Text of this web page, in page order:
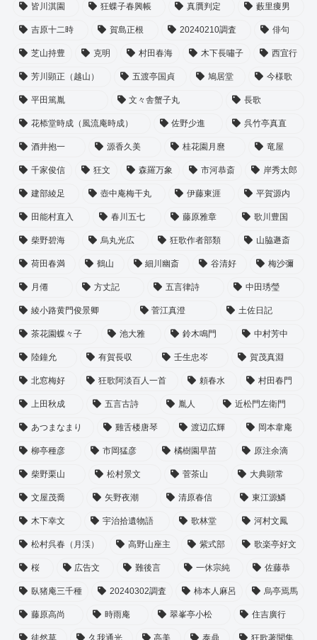
皆川淇園 狂蝶子春興帳 真贋判定 藪里痩男
吉原十二時 賀島正根 20240210調査 俳句
芝山持豊 克明 村田春海 木下長嘯子 西宜行
芳川顕正（越山） 五渡亭国貞 鳩居堂 今様歌
平田篤胤 文々舎蟹子丸 長歌
花㮇堂時成（風流庵時成） 佐野少進 呉竹亭真直
酒井抱一 源香久美 桂花園月麿 竜屋
千家俊信 狂文 森羅万象 市河恭斎 岸秀太郎
建部綾足 壺中庵梅干丸 伊藤東涯 平賀源内
田能村直入 春川五七 藤原雅章 歌川豊国
柴野碧海 烏丸光広 狂歌作者部類 山脇遯斎
荷田春満 鶴山 細川幽斎 谷清好 梅沙彌
月僊 方丈記 五言律詩 中田琇瑩
綾小路黄門俊景卿 菅江真澄 土佐日記
茶花園蝶々子 池大雅 鈴木鳴門 中村芳中
陸鐘允 有賀長収 壬生忠岑 賀茂真淵
北窓梅好 狂歌阿淡百人一首 頼春水 村田春門
上田秋成 五言古詩 胤人 近松門左衛門
あつまなまり 雞舌楼唐琴 渡辺広輝 岡本韋庵
柳亭種彦 市岡猛彦 橘樹園早苗 原注余滴
柴野栗山 松村景文 菅茶山 大典顕常
文屋茂喬 矢野夜潮 清原春信 東江源鱗
木下幸文 宇治拾遺物語 歌林堂 河村文鳳
松村呉春（月渓） 高野山座主 紫式部 歌楽亭好文
桜 広告文 難後言 一休宗純 佐藤恭
臥猪庵三千種 20240302調査 柿本人麻呂 烏亭焉馬
藤原高尚 時雨庵 翠峯亭小松 住吉廣行
徒然草 久我通光 高美 泰鼎 狂歌著聞集